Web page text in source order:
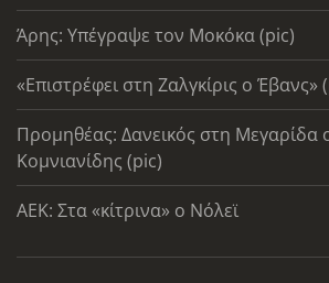
Άρης: Υπέγραψε τον Μοκόκα (pic)
«Επιστρέφει στη Ζαλγκίρις ο Έβανς»
Προμηθέας: Δανεικός στη Μεγαρίδα
Κομνιανίδης (pic)
AEK: Στα «κίτρινα» ο Νόλεϊ